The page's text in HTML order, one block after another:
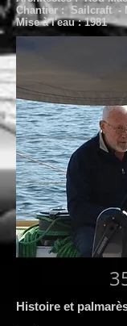
Chantier : Sailcraft -
Mise à l'eau : 1981
Histoire et